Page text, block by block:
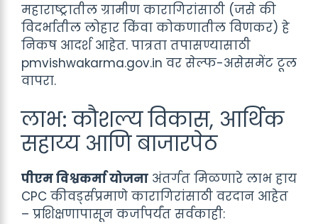
महाराष्ट्रातील ग्रामीण कारागिरांसाठी (जसे की
विदर्भातील लोहार किंवा कोकणातील विणकर) हे
निकष आदर्श आहेत. पात्रता तपासण्यासाठी
pmvishwakarma.gov.in वर सेल्फ-असेसमेंट टूल
वापरा.
लाभ: कौशल्य विकास, आर्थिक
सहाय्य आणि बाजारपेठ
पीएम विश्वकर्मा योजना अंतर्गत मिळणारे लाभ हाय
CPC कीवर्ड्सप्रमाणे कारागिरांसाठी वरदान आहेत
– प्रशिक्षणापासून कर्जापर्यंत सर्वकाही: